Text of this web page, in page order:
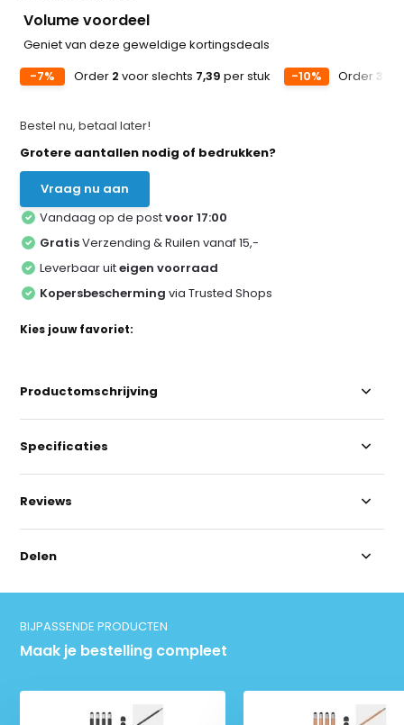
Volume voordeel
Geniet van deze geweldige kortingsdeals
-7%
Order 2 voor slechts 7,39 per stuk -10% Order 3
Bestel nu, betaal later!
Grotere aantallen nodig of bedrukken?
Vraag nu aan
Vandaag op de postvoor 17:00
GratisVerzending & Ruilen vanaf 15,-
Leverbaar uiteigen voorraad
Kopersbescherming via Trusted Shops
Kies jouw favoriet:
Productomschrijving
Specificaties
Reviews
Delen
BIJPASSENDE PRODUCTEN
Maak je bestelling compleet